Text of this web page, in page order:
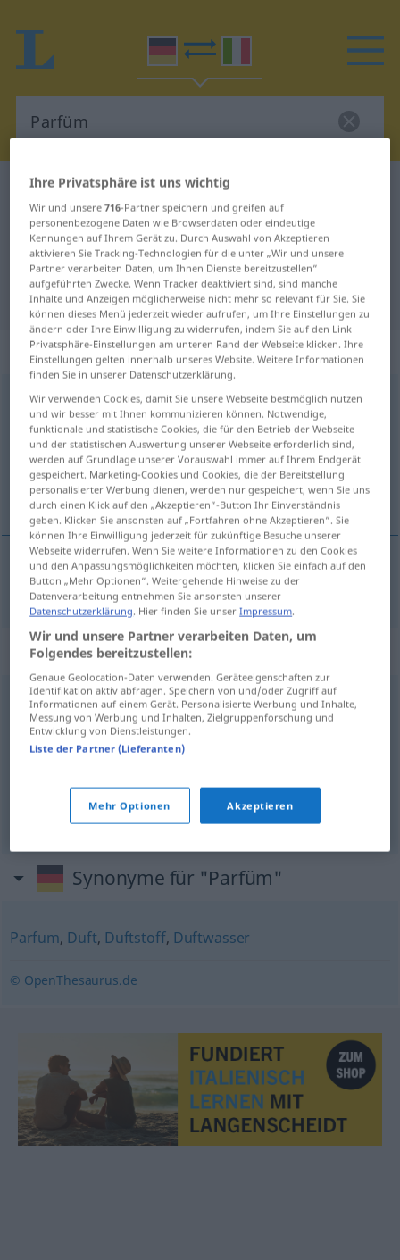
Deutsch-Italienisch Wörterbuch
Deutsch-Italienisch Übersetzung
für "Parfüm"
"Parfüm" Italienisch Übersetzung
„Parfüm“: Neutrum
Parfümn <-s; -eu.-s >
Übersicht aller Übersetzungen
(Für mehr Details die Übersetzung anklicken/antippen)
profumo
profumom Parfüm
Beispielsätze für "Parfüm"
ein herbes Parfüm
unprofumoamaro
delprofumo(odprofumarsi), darsi la
incipriarsi)
Synonyme für "Parfüm"
Parfum, Duft, Duftstoff, Duftwasser
© OpenThesaurus.de
Ihre Privatsphäre ist uns wichtig
Wir und unsere716-Partner speichern und greifen auf
personenbezogene Daten wie Browserdaten oder eindeutige
Kennungen auf Ihrem Gerät zu. Durch Auswahl von Akzeptieren
aktivieren Sie Tracking-Technologien für die unter „Wir und unsere
Partner verarbeiten Daten, um Ihnen Dienste bereitzustellen“
aufgeführten Zwecke. Wenn Tracker deaktiviert sind, sind manche
Inhalte und Anzeigen möglicherweise nicht mehr so relevant für Sie. Sie
können dieses Menü jederzeit wieder aufrufen, um Ihre Einstellungen zu
ändern oder Ihre Einwilligung zu widerrufen, indem Sie auf den Link
Privatsphäre-Einstellungen am unteren Rand der Webseite klicken. Ihre
Einstellungen gelten innerhalb unseres Website. Weitere Informationen
finden Sie in unserer Datenschutzerklärung.
Wir verwenden Cookies, damit Sie unsere Webseite bestmöglich nutzen
und wir besser mit Ihnen kommunizieren können. Notwendige,
funktionale und statistische Cookies, die für den Betrieb der Webseite
und der statistischen Auswertung unserer Webseite erforderlich sind,
werden auf Grundlage unserer Vorauswahl immer auf Ihrem Endgerät
gespeichert. Marketing-Cookies und Cookies, die der Bereitstellung
personalisierter Werbung dienen, werden nur gespeichert, wenn Sie uns
durch einen Klick auf den „Akzeptieren“-Button Ihr Einverständnis
geben. Klicken Sie ansonsten auf „Fortfahren ohne Akzeptieren“. Sie
können Ihre Einwilligung jederzeit für zukünftige Besuche unserer
Webseite widerrufen. Wenn Sie weitere Informationen zu den Cookies
und den Anpassungsmöglichkeiten möchten, klicken Sie einfach auf den
Button „Mehr Optionen“. Weitergehende Hinweise zu der
Datenverarbeitung entnehmen Sie ansonsten unserer
Datenschutzerklärung. Hier finden Sie unserImpressum.
Wir und unsere Partner verarbeiten Daten, um
Folgendes bereitzustellen:
Genaue Geolocation-Daten verwenden. Geräteeigenschaften zur
Identifikation aktiv abfragen. Speichern von und/oder Zugriff auf
Informationen auf einem Gerät. Personalisierte Werbung und Inhalte,
Messung von Werbung und Inhalten, Zielgruppenforschung und
Entwicklung von Dienstleistungen.
Liste der Partner (Lieferanten)
Mehr Optionen Akzeptieren